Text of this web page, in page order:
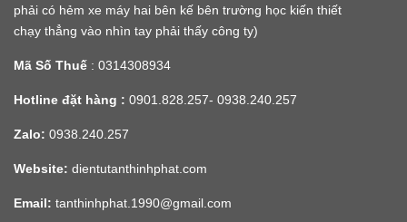
phải có hẻm xe máy hai bên kế bên trường học kiến thiết
chạy thẳng vào nhìn tay phải thấy công ty)
Mã Số Thuế : 0314308934
Hotline đặt hàng : 0901.828.257- 0938.240.257
Zalo: 0938.240.257
Website: dientutanthinhphat.com
Email: tanthinhphat.1990@gmail.com